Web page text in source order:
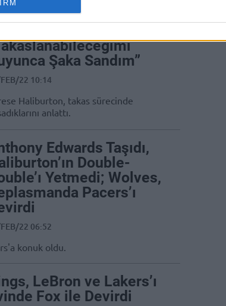
Şaka Sandım”
22 10:14
Haliburton, takas sürecinde
anlattı.
Edwards Taşıdı,
Double-
Yetmedi; Wolves,
Pacers’ı
22 06:52
konuk oldu.
LeBron ve Lakers’ı
Fox ile Devirdi